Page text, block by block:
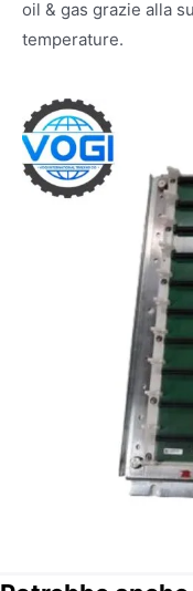
oil & gas grazie alla
temperature.